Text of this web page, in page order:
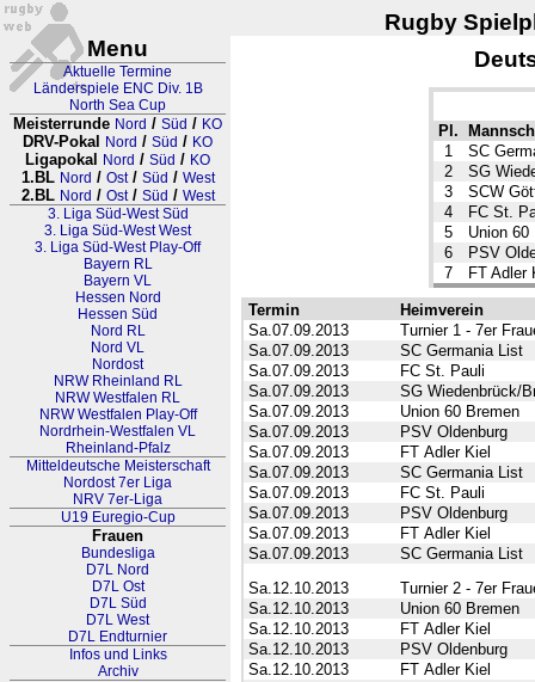
Rugby
Menu
Aktuelle Termine
Länderspiele ENC Div. 1B
North Sea Cup
Meisterrunde Nord / Süd / KO
DRV-Pokal Nord / Süd / KO
Ligapokal Nord / Süd / KO
1.BL Nord / Ost/ Süd / West
2.BL Nord / Ost/ Süd / West
3. Liga Süd-West Süd
3. Liga Süd-West West
3. Liga Süd-West Play-Off
Bayern RL
Bayern VL
Hessen Nord
Hessen Süd
Nord RL
Nord VL
Nordost
NRW Rheinland RL
NRW Westfalen RL
NRW Westfalen Play-Off
Nordrhein-Westfalen VL
Rheinland-Pfalz
Mitteldeutsche Meisterschaft
Nordost 7er Liga
NRV 7er-Liga
U19 Euregio-Cup
Frauen
Bundesliga
D7L Nord
D7L Ost
D7L Süd
D7L West
D7L Endturnier
Infos und Links
Archiv
Pl.
1
SC
2
SG
3
SCW
4
FC St.
5
Union 60
6
PSV
7
FT Adler
Termin
Heimverein
Sa.07.09.2013
Turnier 1 - 7er
Sa.07.09.2013
SC Germania List
Sa.07.09.2013
FC St. Pauli
Sa.07.09.2013
SG Wiedenbrück/
Sa.07.09.2013
Union 60 Bremen
Sa.07.09.2013
PSV Oldenburg
Sa.07.09.2013
FT Adler Kiel
Sa.07.09.2013
SC Germania List
Sa.07.09.2013
FC St. Pauli
Sa.07.09.2013
PSV Oldenburg
Sa.07.09.2013
FT Adler Kiel
Sa.07.09.2013
SC Germania List
Sa.12.10.2013
Turnier 2 - 7er
Sa.12.10.2013
Union 60 Bremen
Sa.12.10.2013
FT Adler Kiel
Sa.12.10.2013
PSV Oldenburg
Sa.12.10.2013
FT Adler Kiel